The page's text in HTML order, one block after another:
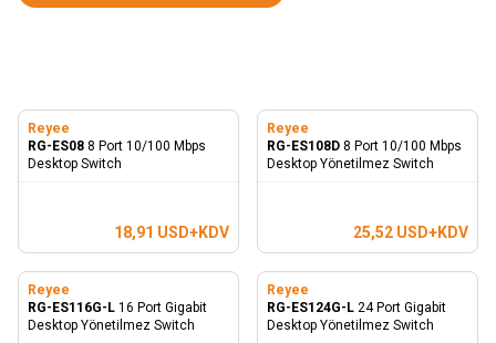
Reyee
RG-ES08 8 Port 10/100 Mbps
Desktop Switch
18,91 USD+KDV
Reyee
RG-ES108D 8 Port 10/100 Mbps
Desktop Yönetilmez Switch
25,52 USD+KDV
Reyee
RG-ES116G-L 16 Port Gigabit
Desktop Yönetilmez Switch
Reyee
RG-ES124G-L 24 Port Gigabit
Desktop Yönetilmez Switch